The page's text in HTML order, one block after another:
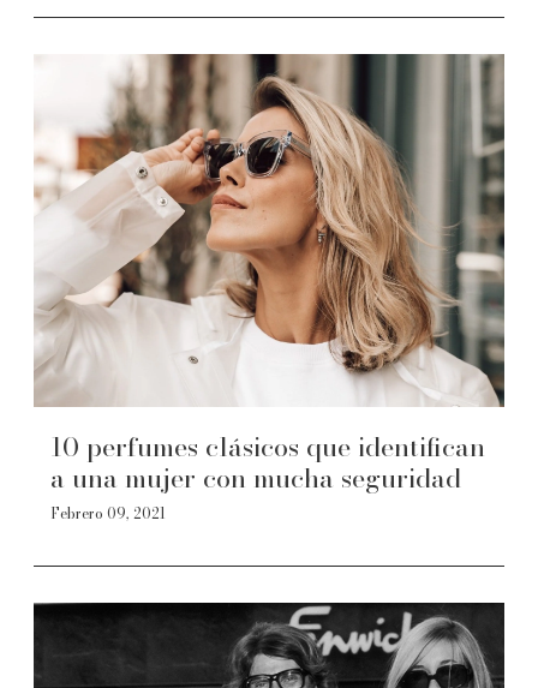
10 perfumes clásicos que identifican
a una mujer con mucha seguridad
Febrero 09, 2021